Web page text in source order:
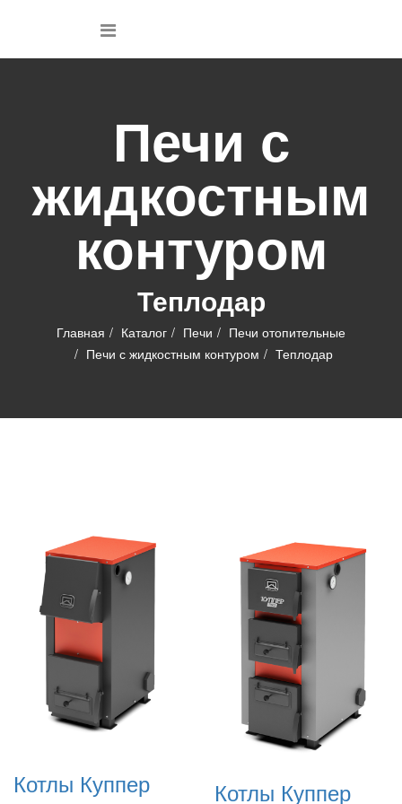
Печи с
жидкостным
контуром
Теплодар
Главная Каталог Печи
Печи отопительные
Печи с жидкостным контуром
Теплодар
Котлы Куппер Котлы Куппер